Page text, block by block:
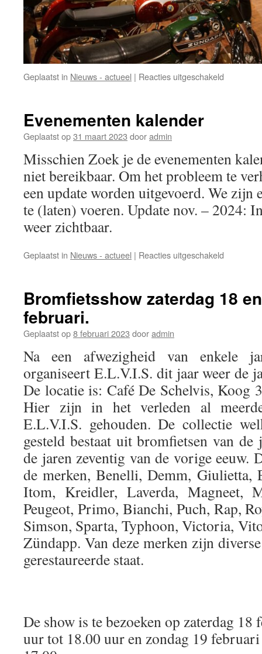
Geplaatst in Nieuws - actueel | Reacties uitgeschakeld
in
Evenementen kalender
Geplaatst op31 maart 2023 dooradmin
Misschien Zoek je de evenementen
niet bereikbaar. Om het probleem te
een update worden uitgevoerd. We
te (laten) voeren. Update nov. – 2024:
weer zichtbaar.
Geplaatst in Nieuws - actueel | Reacties uitgeschakeld
Bromfietsshow zaterdag 18
februari.
Geplaatst op8 februari 2023 dooradmin
Na een afwezigheid van enkele
organiseert E.L.V.I.S. dit jaar weer de
De locatie is: Café De Schelvis, Koog
Hier zijn in het verleden al
E.L.V.I.S. gehouden. De collectie
gesteld bestaat uit bromfietsen van
de jaren zeventig van de vorige eeuw.
de merken, Benelli, Demm, Giulietta,
Itom, Kreidler, Laverda, Magneet,
Peugeot, Primo, Bianchi, Puch, Rap,
Simson, Sparta, Typhoon, Victoria,
Zündapp. Van deze merken zijn
gerestaureerde staat.
De show is te bezoeken op zaterdag
uur tot 18.00 uur en zondag 19